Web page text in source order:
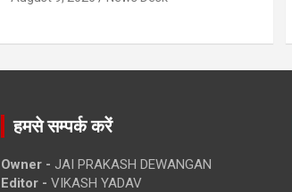
हमसे सम्पर्क करें
Owner - JAI PRAKASH DEWANGAN
Editor - VIKASH YADAV